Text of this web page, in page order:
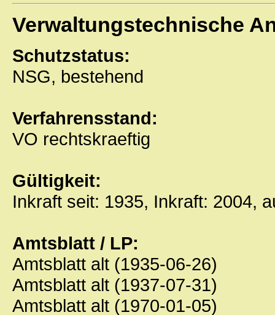
Verwaltungstechnische
Schutzstatus:
NSG, bestehend
Verfahrensstand:
VO rechtskraeftig
Gültigkeit:
Inkraft seit: 1935, Inkraft: 2004,
Amtsblatt / LP:
Amtsblatt alt (1935-06-26)
Amtsblatt alt (1937-07-31)
Amtsblatt alt (1970-01-05)